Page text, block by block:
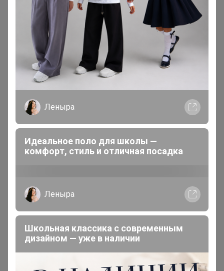
6 сентября, 2024 17:26
, добрый день. Можете добавить
230/218/3086/1p Сорочка мужская длинный рукав.
Нужен 42 размер,рост 164-172
Мастер СП
В теме "КРОССОВКИ Nike Reebok Adidas,
Спортивный костюм, носки, рюкзаки, реплики
18 мая, 2023 12:39
Даурия, добрый день. Когда ожидается развоз по ЦР?
__Anna__93__
Мастер СП
Леныра
Идеальное поло для школы —
комфорт, стиль и отличная посадка
Леныра
Школьная классика с современным
дизайном — уже в наличии